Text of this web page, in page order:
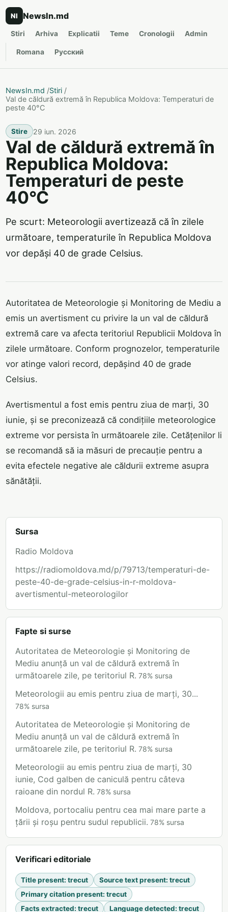
NI NewsIn.md
Stiri Arhiva Explicatii Teme Cronologii Admin
Romana Русский
NewsIn.md /Stiri /
Val de căldură extremă în Republica Moldova: Temperaturi de
peste 40°C
Stire 29 iun. 2026
Val de căldură extremă în
Republica Moldova:
Temperaturi de peste
40°C
Pe scurt: Meteorologii avertizează că în zilele
următoare, temperaturile în Republica Moldova
vor depăși 40 de grade Celsius.
Autoritatea de Meteorologie și Monitoring de Mediu a
emis un avertisment cu privire la un val de căldură
extremă care va afecta teritoriul Republicii Moldova în
zilele următoare. Conform prognozelor, temperaturile
vor atinge valori record, depășind 40 de grade
Celsius.
Avertismentul a fost emis pentru ziua de marți, 30
iunie, și se preconizează că condițiile meteorologice
extreme vor persista în următoarele zile. Cetățenilor li
se recomandă să ia măsuri de precauție pentru a
evita efectele negative ale căldurii extreme asupra
sănătății.
Sursa
Radio Moldova
https://radiomoldova.md/p/79713/temperaturi-de-
peste-40-de-grade-celsius-in-r-moldova-
avertismentul-meteorologilor
Fapte si surse
Autoritatea de Meteorologie și Monitoring de
Mediu anunță un val de căldură extremă în
următoarele zile, pe teritoriul R. 78% sursa
Meteorologii au emis pentru ziua de marți, 30...
78% sursa
Autoritatea de Meteorologie și Monitoring de
Mediu anunță un val de căldură extremă în
următoarele zile, pe teritoriul R. 78% sursa
Meteorologii au emis pentru ziua de marți, 30
iunie, Cod galben de caniculă pentru câteva
raioane din nordul R. 78% sursa
Moldova, portocaliu pentru cea mai mare parte a
țării și roșu pentru sudul republicii. 78% sursa
Verificari editoriale
Title present: trecut Source text present: trecut
Primary citation present: trecut
Facts extracted: trecut Language detected: trecut